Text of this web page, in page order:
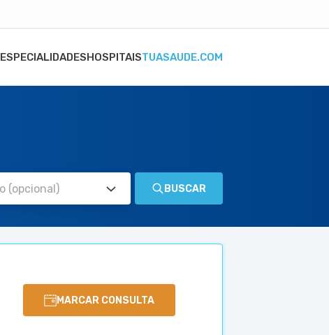
ESPECIALIDADESHOSPITAISTUASAUDE.COM
BUSCAR
MARCAR CONSULTA